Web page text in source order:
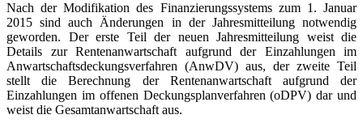
Nach der Modifikation des Finanzierungssystems zum 1. Januar
2015 sind auch Änderungen in der Jahresmitteilung notwendig
geworden. Der erste Teil der neuen Jahresmitteilung weist die
Details zur Rentenanwartschaft aufgrund der Einzahlungen im
Anwartschaftsdeckungsverfahren (AnwDV) aus, der zweite Teil
stellt die Berechnung der Rentenanwartschaft aufgrund der
Einzahlungen im offenen Deckungsplanverfahren (oDPV) dar und
weist die Gesamtanwartschaft aus.